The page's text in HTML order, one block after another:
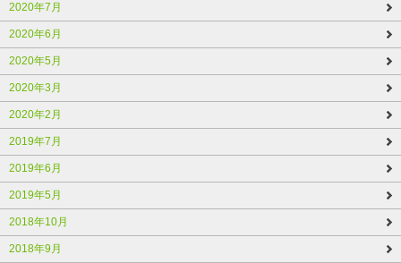
2020年7月
2020年6月
2020年5月
2020年3月
2020年2月
2019年7月
2019年6月
2019年5月
2018年10月
2018年9月